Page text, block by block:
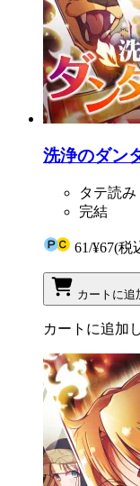
洗浄のダン
タテ読み
完結
61/¥67(税
カートに追
カートに追加